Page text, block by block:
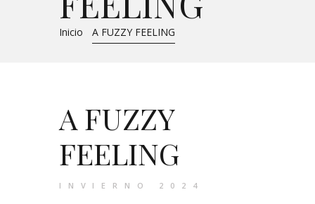
Inicio A FUZZY FEELING
Sistemas Profesionales
Cartas de Color
Colecciones
Tutoriales
A FUZZY
FEELING
INVIERNO 2024